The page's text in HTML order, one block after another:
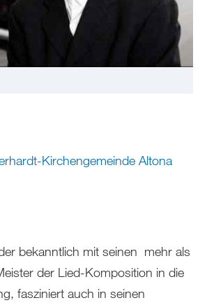
Kirchengemeinde Altona
bekanntlich mit seinen mehr als
der Lied-Komposition in die
fasziniert auch in seinen